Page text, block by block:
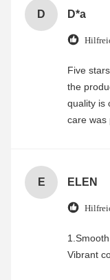
D D*a
Five
the
quality is
care was
E ELEN
Vibrant